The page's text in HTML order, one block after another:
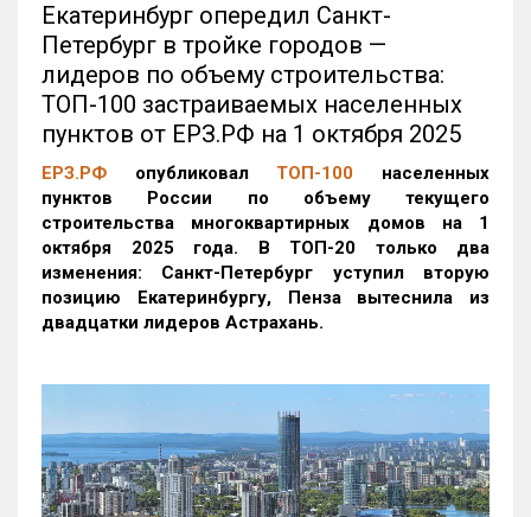
Екатеринбург опередил Санкт-
Петербург в тройке городов —
лидеров по объему строительства:
ТОП-100 застраиваемых населенных
пунктов от ЕРЗ.РФ на 1 октября 2025
ЕРЗ.РФ опубликовал ТОП-100 населенных
пунктов России по объему текущего
строительства многоквартирных домов на 1
октября 2025 года. В ТОП-20 только два
изменения: Санкт-Петербург уступил вторую
позицию Екатеринбургу, Пенза вытеснила из
двадцатки лидеров Астрахань.